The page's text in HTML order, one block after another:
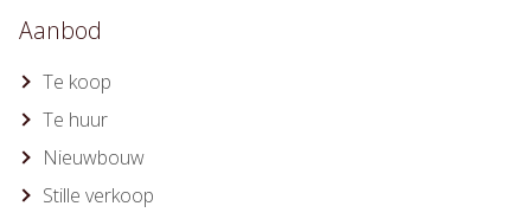
Aanbod
Te koop
Te huur
Nieuwbouw
Stille verkoop